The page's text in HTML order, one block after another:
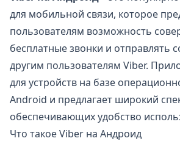
для мобильной связи, которое
пользователям возможность
бесплатные звонки и отправлять
другим пользователям Viber.
для устройств на базе
Android и предлагает широкий
обеспечивающих удобство
Что такое Viber на Андроид